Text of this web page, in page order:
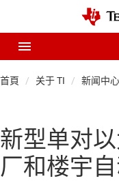
首頁 关于 TI 新闻中心
新型单对
厂和楼宇